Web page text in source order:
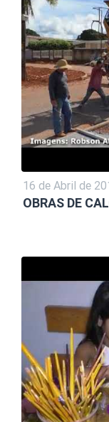
16 de Abril de
OBRAS DE